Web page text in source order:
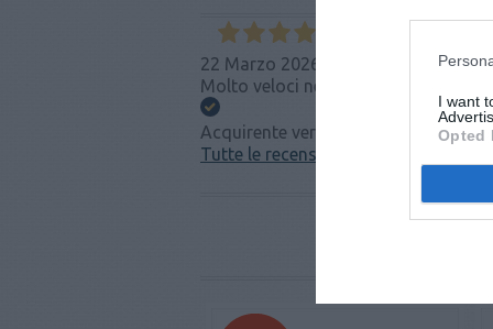
I want
Opted
22 Marzo 2026
Molto veloci nella consegna, ma
Acquirente verificato
Tutte le recensioni >